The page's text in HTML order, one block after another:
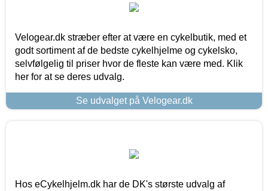
Velogear.dk stræber efter at være en cykelbutik, med et
godt sortiment af de bedste cykelhjelme og cykelsko,
selvfølgelig til priser hvor de fleste kan være med. Klik
her for at se deres udvalg.
Se udvalget på Velogear.dk
Hos eCykelhjelm.dk har de DK's største udvalg af